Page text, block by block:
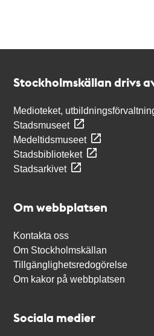
Stockholmskällan drivs
Medioteket,
Stadsmuseet
Medeltidsmuseet
Stadsbiblioteket
Stadsarkivet
Om webbplatsen
Kontakta oss
Om Stockholmskällan
Tillgänglighetsredogörelse
Om kakor på webbplatsen
Sociala medier